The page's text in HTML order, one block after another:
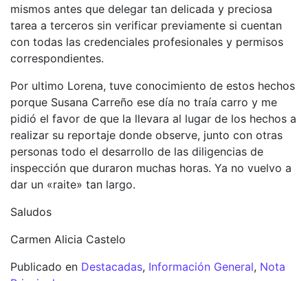
mismos antes que delegar tan delicada y preciosa
tarea a terceros sin verificar previamente si cuentan
con todas las credenciales profesionales y permisos
correspondientes.
Por ultimo Lorena, tuve conocimiento de estos hechos
porque Susana Carreño ese día no traía carro y me
pidió el favor de que la llevara al lugar de los hechos a
realizar su reportaje donde observe, junto con otras
personas todo el desarrollo de las diligencias de
inspección que duraron muchas horas. Ya no vuelvo a
dar un «raite» tan largo.
Saludos
Carmen Alicia Castelo
Publicado en Destacadas, Información General, Nota